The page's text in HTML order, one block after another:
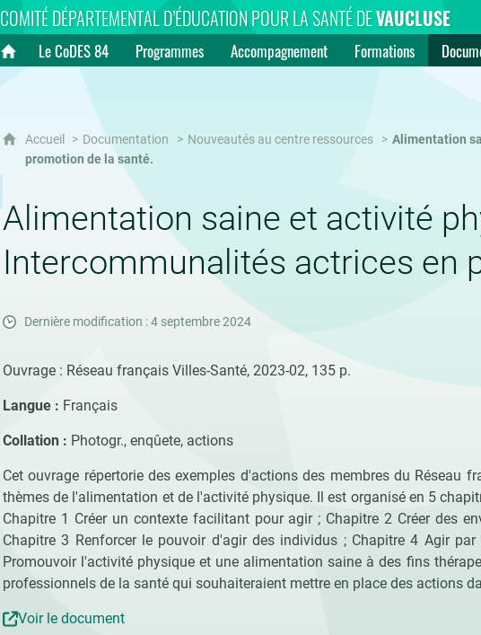
COMITÉ DÉPARTEMENTAL D’ÉDUCATION POUR LA SANTÉ DEVAUCLUSE
Accueil
Le CoDES 84 Programmes Accompagnement Formations
Accueil Documentation Nouveautés au centre ressources
Alimentation
promotion de la santé.
Alimentation saine et activité
Intercommunalités actrices en
Dernière modification : 4 septembre 2024
Ouvrage : Réseau français Villes-Santé, 2023-02, 135 p.
Langue : Français
Collation : Photogr., enqûete, actions
Cet ouvrage répertorie des exemples d'actions des membres du Réseau
thèmes de l'alimentation et de l'activité physique. Il est organisé en 5
Chapitre 1 Créer un contexte facilitant pour agir ; Chapitre 2 Créer des
Chapitre 3 Renforcer le pouvoir d'agir des individus ; Chapitre 4 Agir
Promouvoir l'activité physique et une alimentation saine à des fins
professionnels de la santé qui souhaiteraient mettre en place des actions
Voir le document